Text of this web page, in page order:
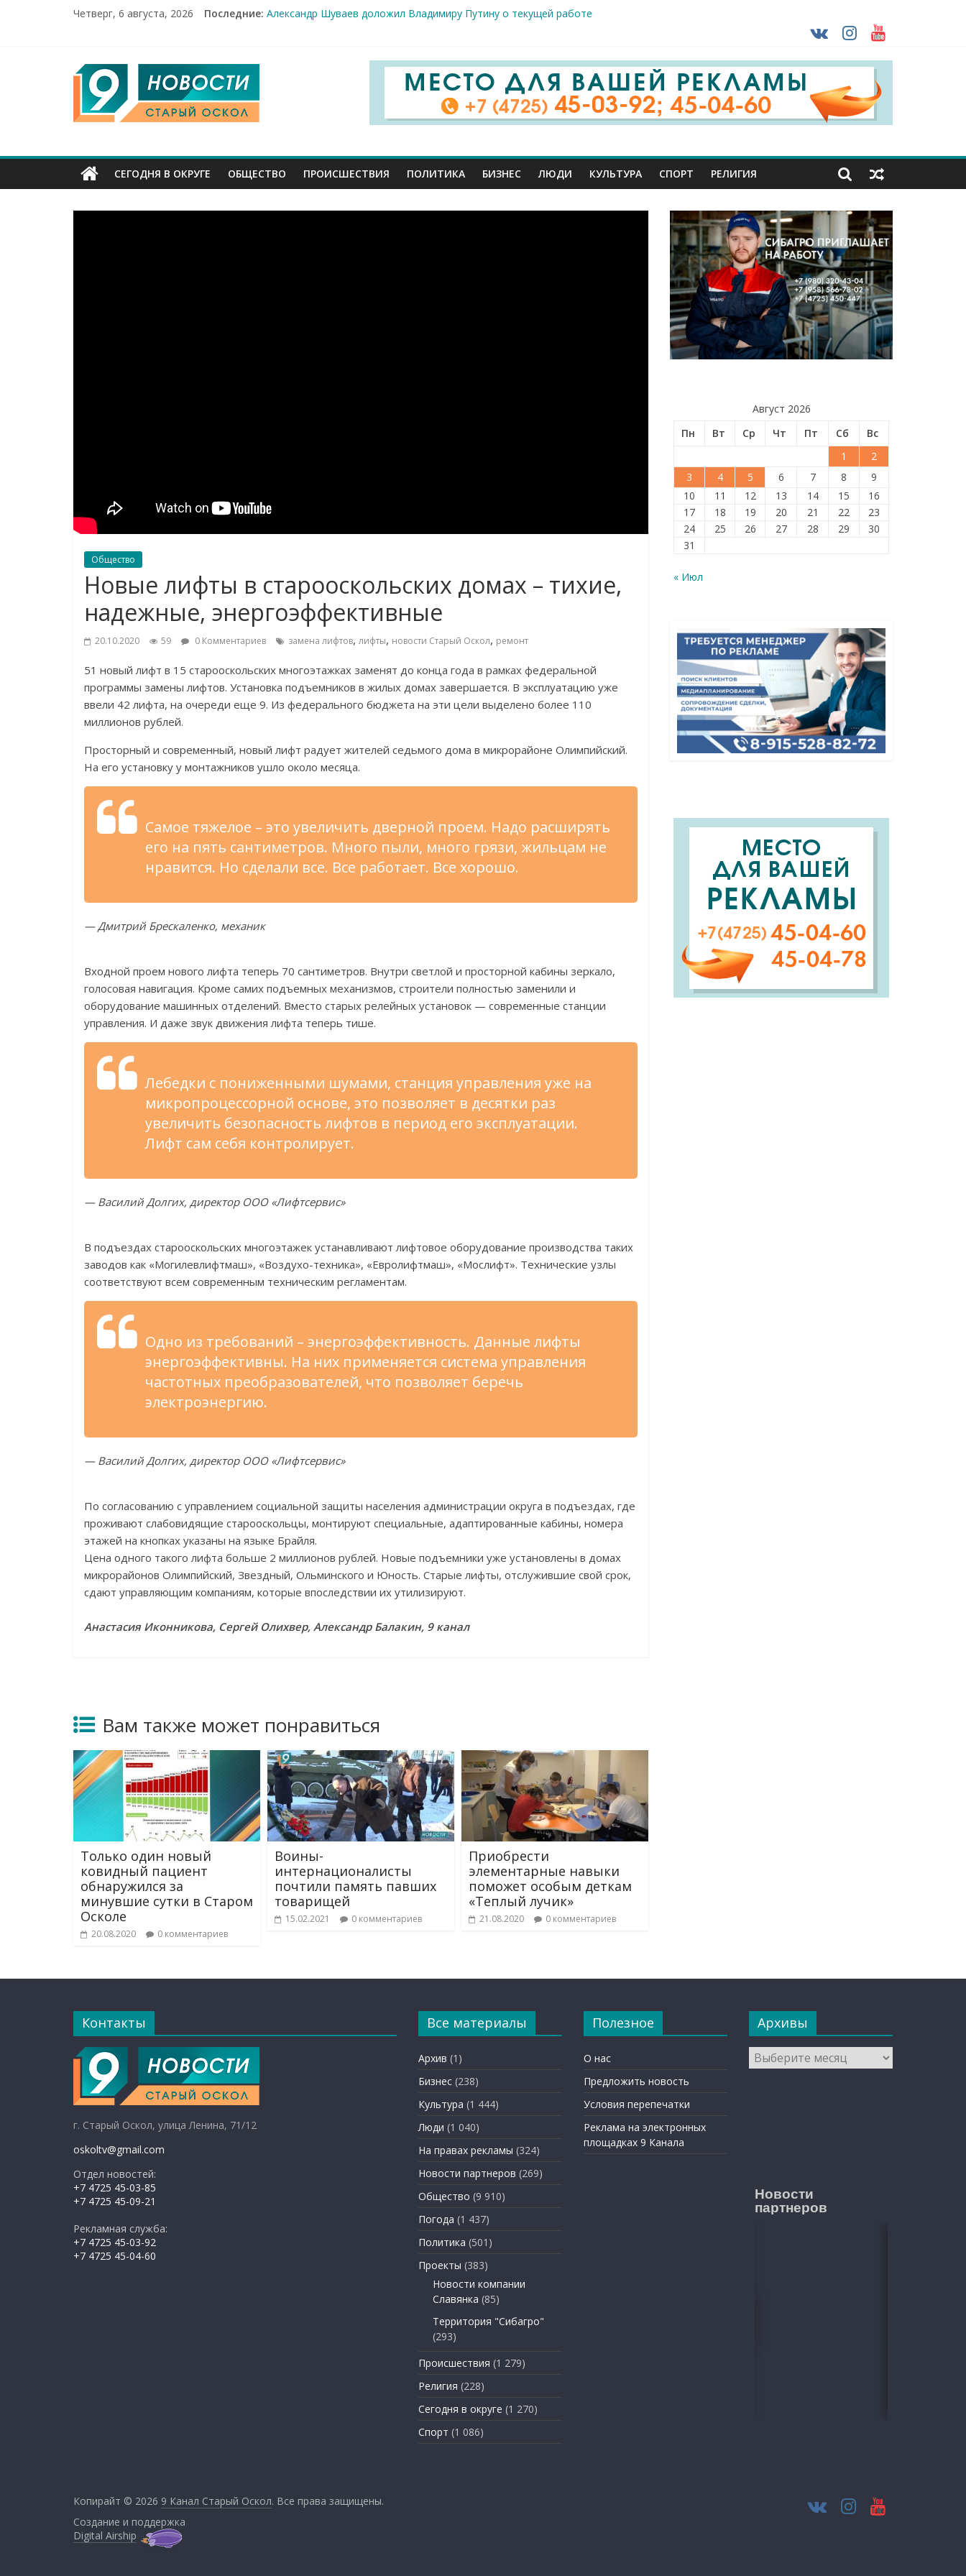
Четверг, 6 августа, 2026 Последние: Александр Шуваев доложил Владимиру Путину о текущей работе
От учебников к реальным пациентам: студенты-медики из разных вузов страны проходят практику в Старом Осколе
14 мирных жителей ранены сегодня в Белгородской области в результате ударов ВСУ
Город первого салюта отмечает 83-ю годовщину освобождения от немецко-фашистских захватчиков
9
Канал
Старый
Оскол
СЕГОДНЯ В ОКРУГЕ ОБЩЕСТВО ПРОИСШЕСТВИЯ ПОЛИТИКА БИЗНЕС ЛЮДИ КУЛЬТУРА СПОРТ РЕЛИГИЯ
Общество
Новые лифты в старооскольских домах – тихие,
надежные, энергоэффективные
20.10.2020 59 0 Комментариев замена лифтов, лифты, новости Старый Оскол, ремонт
51 новый лифт в 15 старооскольских многоэтажках заменят до конца года в рамках федеральной
программы замены лифтов. Установка подъемников в жилых домах завершается. В эксплуатацию уже
ввели 42 лифта, на очереди еще 9. Из федерального бюджета на эти цели выделено более 110
миллионов рублей.
Просторный и современный, новый лифт радует жителей седьмого дома в микрорайоне Олимпийский.
На его установку у монтажников ушло около месяца.
Самое тяжелое – это увеличить дверной проем. Надо расширять
его на пять сантиметров. Много пыли, много грязи, жильцам не
нравится. Но сделали все. Все работает. Все хорошо.
— Дмитрий Брескаленко, механик
Входной проем нового лифта теперь 70 сантиметров. Внутри светлой и просторной кабины зеркало,
голосовая навигация. Кроме самих подъемных механизмов, строители полностью заменили и
оборудование машинных отделений. Вместо старых релейных установок — современные станции
управления. И даже звук движения лифта теперь тише.
Лебедки с пониженными шумами, станция управления уже на
микропроцессорной основе, это позволяет в десятки раз
увеличить безопасность лифтов в период его эксплуатации.
Лифт сам себя контролирует.
— Василий Долгих, директор ООО «Лифтсервис»
В подъездах старооскольских многоэтажек устанавливают лифтовое оборудование производства таких
заводов как «Могилевлифтмаш», «Воздухо-техника», «Евролифтмаш», «Мослифт». Технические узлы
соответствуют всем современным техническим регламентам.
Одно из требований – энергоэффективность. Данные лифты
энергоэффективны. На них применяется система управления
частотных преобразователей, что позволяет беречь
электроэнергию.
— Василий Долгих, директор ООО «Лифтсервис»
По согласованию с управлением социальной защиты населения администрации округа в подъездах, где
проживают слабовидящие старооскольцы, монтируют специальные, адаптированные кабины, номера
этажей на кнопках указаны на языке Брайля.
Цена одного такого лифта больше 2 миллионов рублей. Новые подъемники уже установлены в домах
микрорайонов Олимпийский, Звездный, Ольминского и Юность. Старые лифты, отслужившие свой срок,
сдают управляющим компаниям, которые впоследствии их утилизируют.
Анастасия Иконникова, Сергей Олихвер, Александр Балакин, 9 канал
Вам также может понравиться
Только один новый
ковидный пациент
обнаружился за
минувшие сутки в Старом
Осколе
20.08.2020 0 комментариев
Воины-
интернационалисты
почтили память павших
товарищей
15.02.2021 0 комментариев
Приобрести
элементарные навыки
поможет особым деткам
«Теплый лучик»
21.08.2020 0 комментариев
Август 2026
Пн
Вт Ср Чт Пт Сб
Вс
1
2
3
4 5 6 7 8
9
10
11 12 13 14 15
16
17
18 19 20 21 22
23
24
25 26 27 28 29
30
31
« Июл
Контакты
г. Старый Оскол, улица Ленина, 71/12
oskoltv@gmail.com
Отдел новостей:
+7 4725 45-03-85
+7 4725 45-09-21
Рекламная служба:
+7 4725 45-03-92
+7 4725 45-04-60
Все материалы
Архив (1)
Бизнес (238)
Культура (1 444)
Люди (1 040)
На правах рекламы (324)
Новости партнеров (269)
Общество (9 910)
Погода (1 437)
Политика (501)
Проекты (383)
Новости компании
Славянка (85)
Территория "Сибагро"
(293)
Происшествия (1 279)
Религия (228)
Сегодня в округе (1 270)
Спорт (1 086)
Полезное
О нас
Предложить новость
Условия перепечатки
Реклама на электронных
площадках 9 Канала
Архивы
Архивы
Новости
партнеров
Копирайт © 2026 9 Канал Старый Оскол. Все права защищены.
Создание и поддержка
Digital Airship